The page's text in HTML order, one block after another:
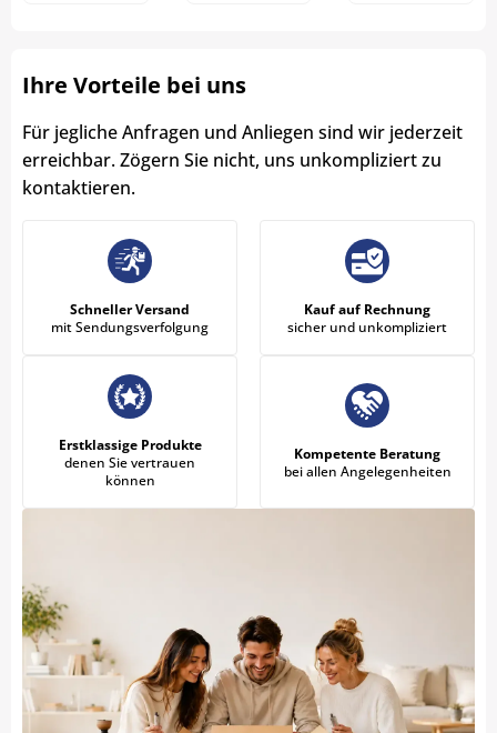
Ihre Vorteile bei uns
Für jegliche Anfragen und Anliegen sind wir jederzeit
erreichbar. Zögern Sie nicht, uns unkompliziert zu
kontaktieren.
Schneller Versand
mit Sendungsverfolgung
Kauf auf Rechnung
sicher und unkompliziert
Erstklassige Produkte
denen Sie vertrauen
können
Kompetente Beratung
bei allen Angelegenheiten